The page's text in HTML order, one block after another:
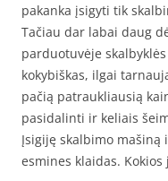
pakanka įsigyti tik
Tačiau dar labai daug
parduotuvėje
kokybiškas, ilgai
pačią patraukliausią
pasidalinti ir keliais
Įsigiję skalbimo mašiną
esmines klaidas. Kokios